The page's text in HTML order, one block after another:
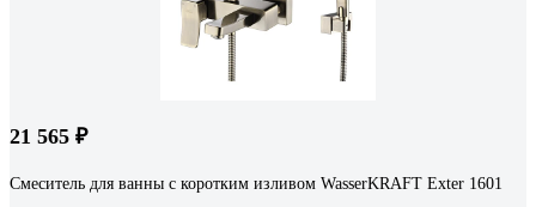
21 565 ₽
Смеситель для ванны с коротким изливом WasserKRAFT Exter 1601